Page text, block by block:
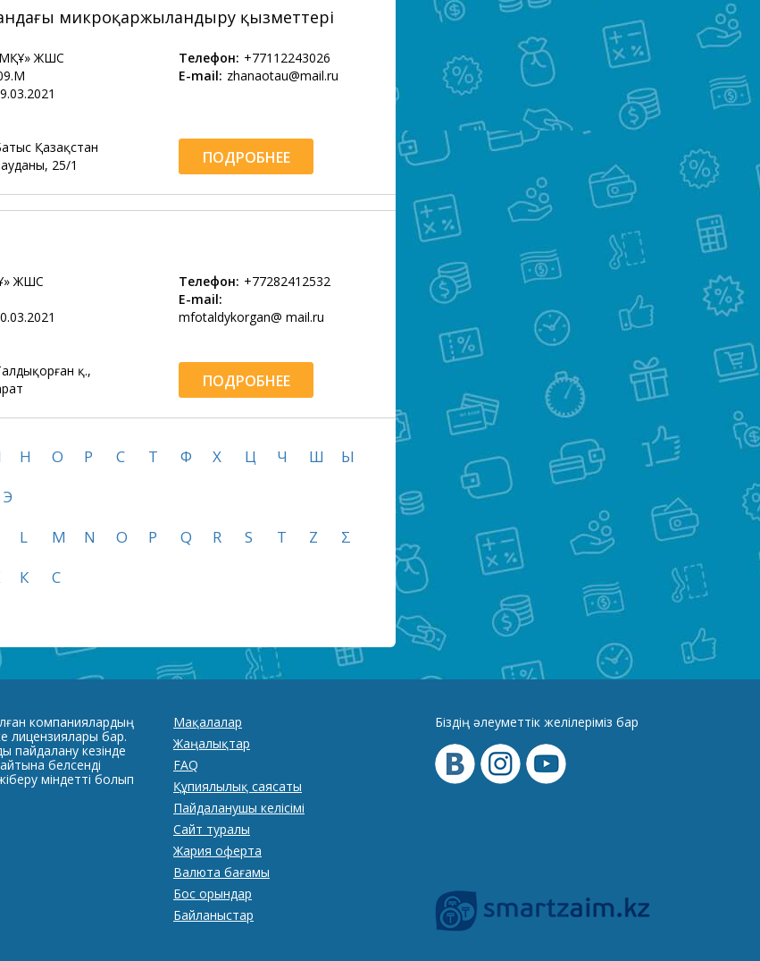
микроқаржыландыру қызметтері
МҚҰ» ЖШС
Қазақстан
25/1
Телефон: +77112243026
E-mail: zhanaotau@mail.ru
ПОДРОБНЕЕ
ЖШС
қ.,
Телефон: +77282412532
E-mail:
mfotaldykorgan@ mail.ru
ПОДРОБНЕЕ
Н О Р С Т Ф Х Ц Ч Ш
Ы
Э
L M N O P Q R S T Z
Σ
К С
компаниялардың
лицензиялары бар.
пайдалану кезінде
белсенді
міндетті болып
Мақалалар
Жаңалықтар
FAQ
Құпиялылық саясаты
Пайдаланушы келісімі
Сайт туралы
Жария оферта
Валюта бағамы
Бос орындар
Байланыстар
Біздің әлеуметтік желілеріміз бар